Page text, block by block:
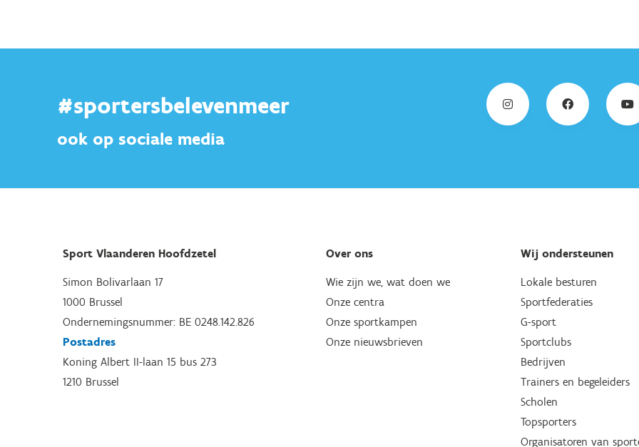
#sportersbelevenmeer
ook op sociale media
Sport Vlaanderen Hoofdzetel
Simon Bolivarlaan 17
1000 Brussel
Ondernemingsnummer: BE 0248.142.826
Postadres
Koning Albert II-laan 15 bus 273
1210 Brussel
Over ons
Wie zijn we, wat doen we
Onze centra
Onze sportkampen
Onze nieuwsbrieven
Wij ondersteunen
Lokale besturen
Sportfederaties
G-sport
Sportclubs
Bedrijven
Trainers en begeleiders
Scholen
Topsporters
Organisatoren van